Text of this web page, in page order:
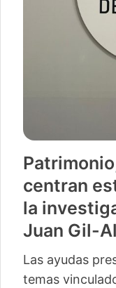
centran
la
Juan Gil-
Las ayudas
temas